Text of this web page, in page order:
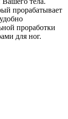
прорабатывает
проработки
для ног.